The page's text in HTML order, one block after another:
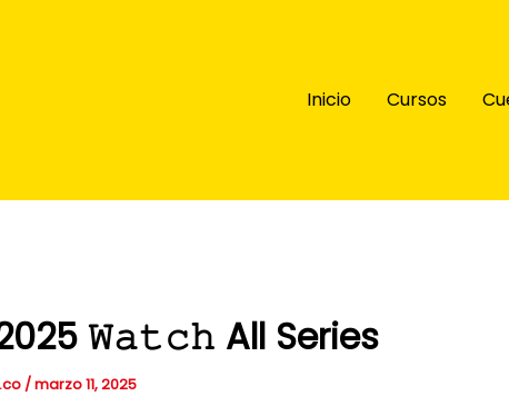
Inicio Cursos
𝚆𝚊𝚝𝚌𝚑 All Series
/marzo 11, 2025